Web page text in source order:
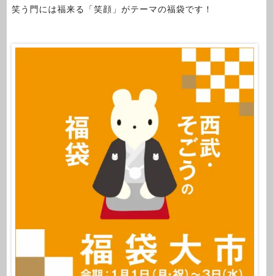
笑う門には福来る「笑顔」がテーマの福袋です！